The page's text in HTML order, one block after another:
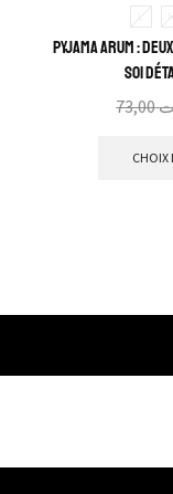
L
Pyjama Arum :
soi
73,00
CHOIX